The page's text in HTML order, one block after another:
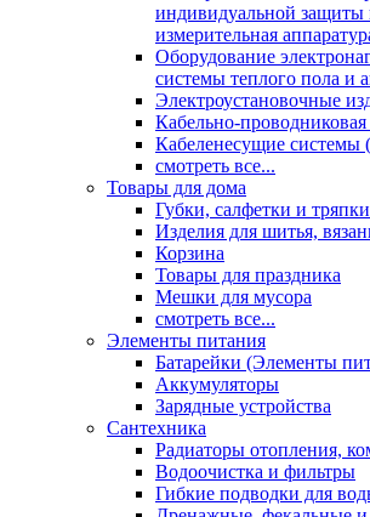
индивидуальной защиты
измерительная
Оборудование
системы теплого пола и
Электроустановочные
Кабельно-
Кабеленесущие
смотреть все...
Товары для дома
Губки, салфетки и
Изделия для шитья,
Корзина
Товары для праздника
Мешки для мусора
смотреть все...
Элементы питания
Батарейки (Элементы
Аккумуляторы
Зарядные устройства
Сантехника
Радиаторы отопления,
Водоочистка и фильтры
Гибкие подводки для